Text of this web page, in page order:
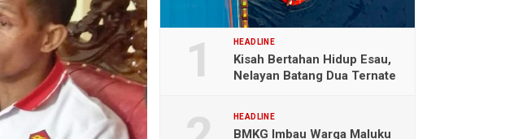
HEADLINE
Kisah Bertahan Hidup Esau,
Nelayan Batang Dua Ternate
HEADLINE
BMKG Imbau Warga Maluku